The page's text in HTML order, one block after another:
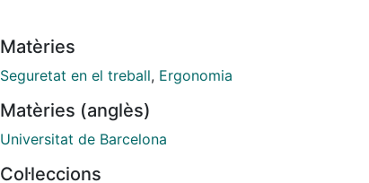
Matèries
Seguretat en el treball, Ergonomia
Matèries (anglès)
Universitat de Barcelona
Col·leccions